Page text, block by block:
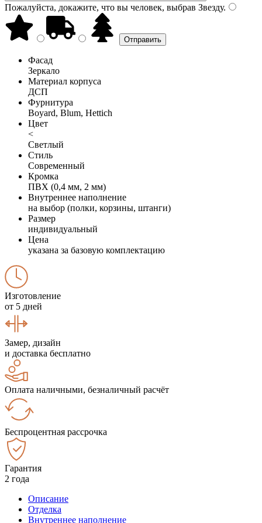
Пожалуйста, докажите, что вы человек, выбрав Звезду.
Фасад
Зеркало
Материал корпуса
ДСП
Фурнитура
Boyard, Blum, Hettich
Цвет
<
Светлый
Стиль
Современный
Кромка
ПВХ (0,4 мм, 2 мм)
Внутреннее наполнение
на выбор (полки, корзины, штанги)
Размер
индивидуальный
Цена
указана за базовую комплектацию
Изготовление
от 5 дней
Замер, дизайн
и доставка бесплатно
Оплата наличными, безналичный расчёт
Беспроцентная рассрочка
Гарантия
2 года
Описание
Отделка
Внутреннее наполнение